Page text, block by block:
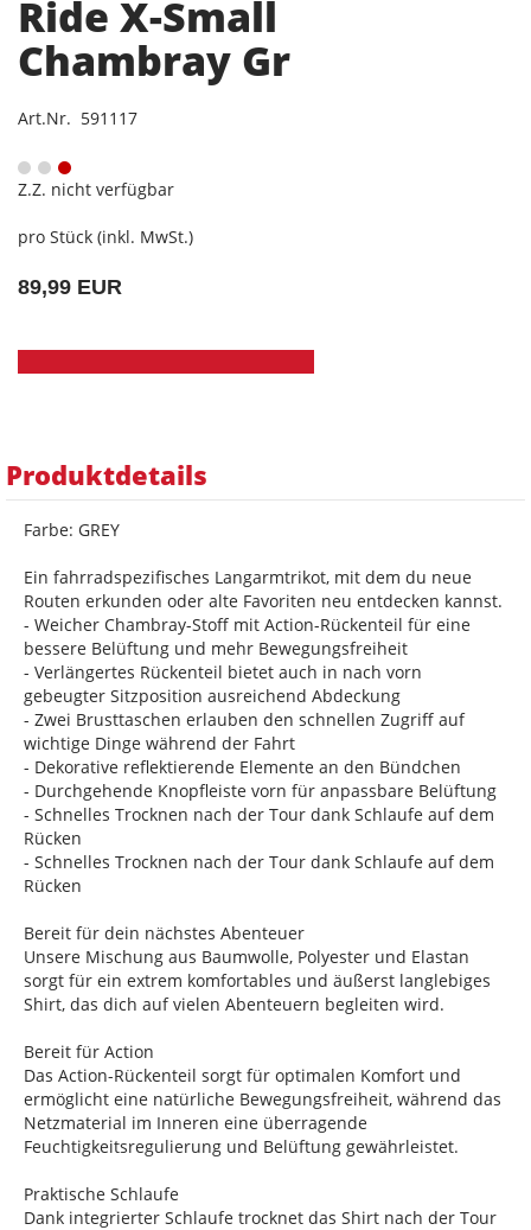
Ride X-Small
Chambray Gr
Art.Nr. 591117
Z.Z. nicht verfügbar
pro Stück (inkl. MwSt.)
89,99 EUR
Produktdetails
Farbe: GREY
Ein fahrradspezifisches Langarmtrikot, mit dem du neue
Routen erkunden oder alte Favoriten neu entdecken kannst.
- Weicher Chambray-Stoff mit Action-Rückenteil für eine
bessere Belüftung und mehr Bewegungsfreiheit
- Verlängertes Rückenteil bietet auch in nach vorn
gebeugter Sitzposition ausreichend Abdeckung
- Zwei Brusttaschen erlauben den schnellen Zugriff auf
wichtige Dinge während der Fahrt
- Dekorative reflektierende Elemente an den Bündchen
- Durchgehende Knopfleiste vorn für anpassbare Belüftung
- Schnelles Trocknen nach der Tour dank Schlaufe auf dem
Rücken
- Schnelles Trocknen nach der Tour dank Schlaufe auf dem
Rücken
Bereit für dein nächstes Abenteuer
Unsere Mischung aus Baumwolle, Polyester und Elastan
sorgt für ein extrem komfortables und äußerst langlebiges
Shirt, das dich auf vielen Abenteuern begleiten wird.
Bereit für Action
Das Action-Rückenteil sorgt für optimalen Komfort und
ermöglicht eine natürliche Bewegungsfreiheit, während das
Netzmaterial im Inneren eine überragende
Feuchtigkeitsregulierung und Belüftung gewährleistet.
Praktische Schlaufe
Dank integrierter Schlaufe trocknet das Shirt nach der Tour